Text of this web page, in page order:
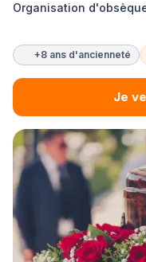
Organisation
+8 ans d'ancienneté
Je